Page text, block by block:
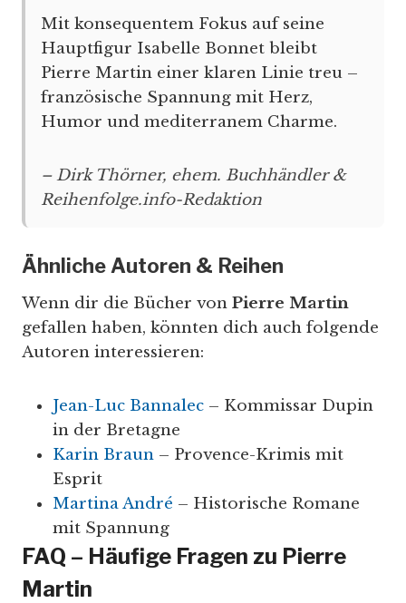
Mit konsequentem Fokus auf seine
Hauptfigur Isabelle Bonnet bleibt
Pierre Martin einer klaren Linie treu –
französische Spannung mit Herz,
Humor und mediterranem Charme.
– Dirk Thörner, ehem. Buchhändler &
Reihenfolge.info-Redaktion
Ähnliche Autoren & Reihen
Wenn dir die Bücher von Pierre Martin
gefallen haben, könnten dich auch folgende
Autoren interessieren:
Jean-Luc Bannalec – Kommissar Dupin
in der Bretagne
Karin Braun – Provence-Krimis mit
Esprit
Martina André – Historische Romane
mit Spannung
FAQ – Häufige Fragen zu Pierre
Martin